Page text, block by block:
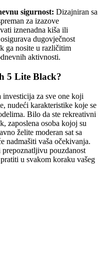
sigurnost: Dizajniran sa
za izazove
iznenadna kiša ili
dugovječnost
ga nosite u različitim
aktivnosti.
5 Lite Black?
za sve one koji
nudeći karakteristike koje se
Bilo da ste rekreativni
zaposlena osoba kojoj su
želite moderan sat sa
nadmašiti vaša očekivanja.
pouzdanost
u svakom koraku vašeg